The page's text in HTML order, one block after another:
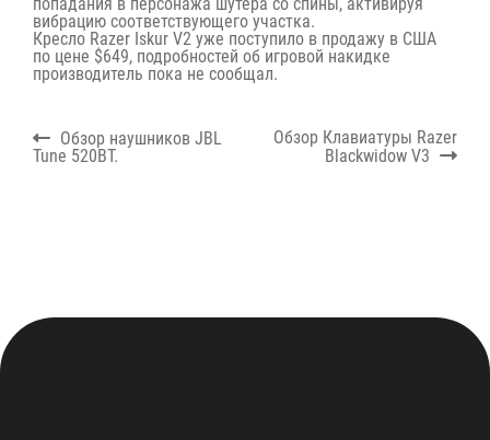
вибрацию соответствующего участка.
Кресло Razer Iskur V2 уже поступило в продажу в США
по цене $649, подробностей об игровой накидке
производитель пока не сообщал.
Навигация
по
Previous
post:
Обзор наушников JBL
Tune 520BT.
Next
Обзор Клавиатуры Razer
Blackwidow V3